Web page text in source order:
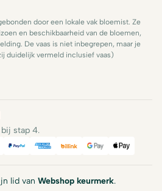
door een lokale vak bloemist. Ze
en beschikbaarheid van de bloemen,
De vaas is niet inbegrepen, maar je
duidelijk vermeld inclusief vaas)
stap 4.
PayPalAmerican Express
BillinkGoogle Pay
Apple
lid van Webshop keurmerk.